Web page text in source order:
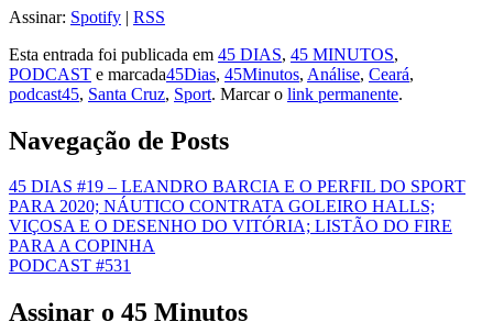
Assinar: Spotify | RSS
Esta entrada foi publicada em 45 DIAS, 45 MINUTOS,
PODCAST e marcada45Dias, 45Minutos, Análise, Ceará,
podcast45, Santa Cruz, Sport. Marcar o link permanente.
Navegação de Posts
45 DIAS #19 – LEANDRO BARCIA E O PERFIL DO SPORT
PARA 2020; NÁUTICO CONTRATA GOLEIRO HALLS;
VIÇOSA E O DESENHO DO VITÓRIA; LISTÃO DO FIRE
PARA A COPINHA
PODCAST #531
Assinar o 45 Minutos